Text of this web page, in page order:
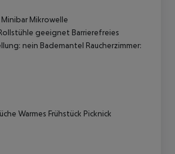
Minibar Mikrowelle
geeignet Barrierefreies
nein Bademantel Raucherzimmer:
Warmes Frühstück Picknick